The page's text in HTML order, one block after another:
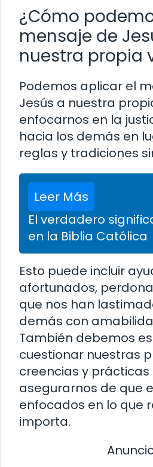
¿Cómo
mensaje de
nuestra propia
Podemos aplicar el
Jesús a nuestra
enfocarnos en la
hacia los demás en
reglas y tradiciones
Leer Más
El verdadero
en la Biblia Católica
Esto puede incluir
afortunados,
que nos han
demás con
También debemos
cuestionar nuestras
creencias y
asegurarnos de que
enfocados en lo que
importa.